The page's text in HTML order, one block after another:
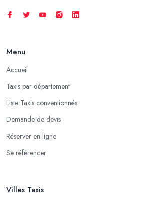
Menu
Accueil
Taxis par département
Liste Taxis conventionnés
Demande de devis
Réserver en ligne
Se référencer
Villes Taxis